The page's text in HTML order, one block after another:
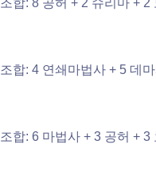
조합: 4 연쇄마법사 + 5 데
조합: 6 마법사 + 3 공허 + 3